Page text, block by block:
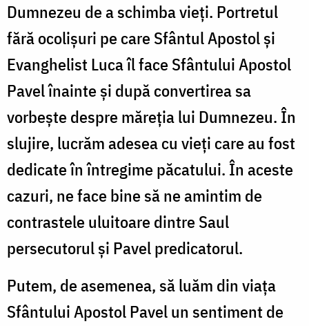
Dumnezeu de a schimba vieți. Portretul
fără ocolișuri pe care Sfântul Apostol și
Evanghelist Luca îl face Sfântului Apostol
Pavel înainte și după convertirea sa
vorbește despre măreția lui Dumnezeu. În
slujire, lucrăm adesea cu vieți care au fost
dedicate în întregime păcatului. În aceste
cazuri, ne face bine să ne amintim de
contrastele uluitoare dintre Saul
persecutorul și Pavel predicatorul.
Putem, de asemenea, să luăm din viața
Sfântului Apostol Pavel un sentiment de